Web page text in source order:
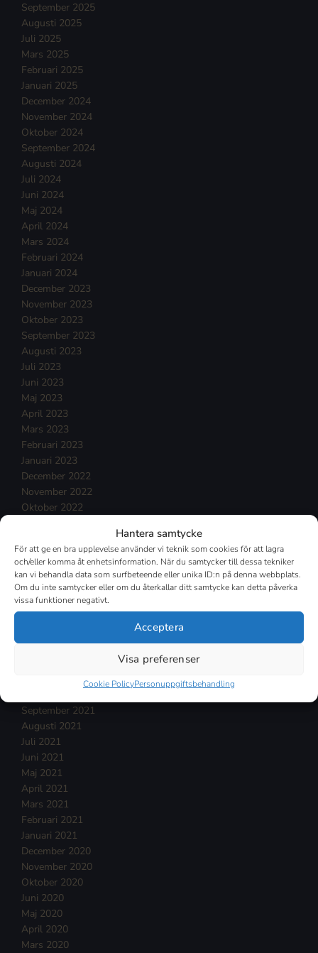
Hantera samtycke
För att ge en bra upplevelse använder vi teknik som cookies för att lagra
och/eller komma åt enhetsinformation. När du samtycker till dessa tekniker
kan vi behandla data som surfbeteende eller unika ID:n på denna webbplats.
Om du inte samtycker eller om du återkallar ditt samtycke kan detta påverka
vissa funktioner negativt.
Acceptera
Visa preferenser
Cookie PolicyPersonuppgiftsbehandling
September 2025
Augusti 2025
Juli 2025
Mars 2025
Februari 2025
Januari 2025
December 2024
November 2024
Oktober 2024
September 2024
Augusti 2024
Juli 2024
Juni 2024
Maj 2024
April 2024
Mars 2024
Februari 2024
Januari 2024
December 2023
November 2023
Oktober 2023
September 2023
Augusti 2023
Juli 2023
Juni 2023
Maj 2023
April 2023
Mars 2023
Februari 2023
Januari 2023
December 2022
November 2022
Oktober 2022
Juli 2022
Juni 2022
Maj 2022
April 2022
November 2021
September 2021
Augusti 2021
Juli 2021
Juni 2021
Maj 2021
April 2021
Mars 2021
Februari 2021
Januari 2021
December 2020
November 2020
Oktober 2020
Juni 2020
Maj 2020
April 2020
Mars 2020